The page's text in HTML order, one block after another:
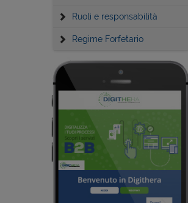
Ruoli e responsabilità
Regime Forfetario